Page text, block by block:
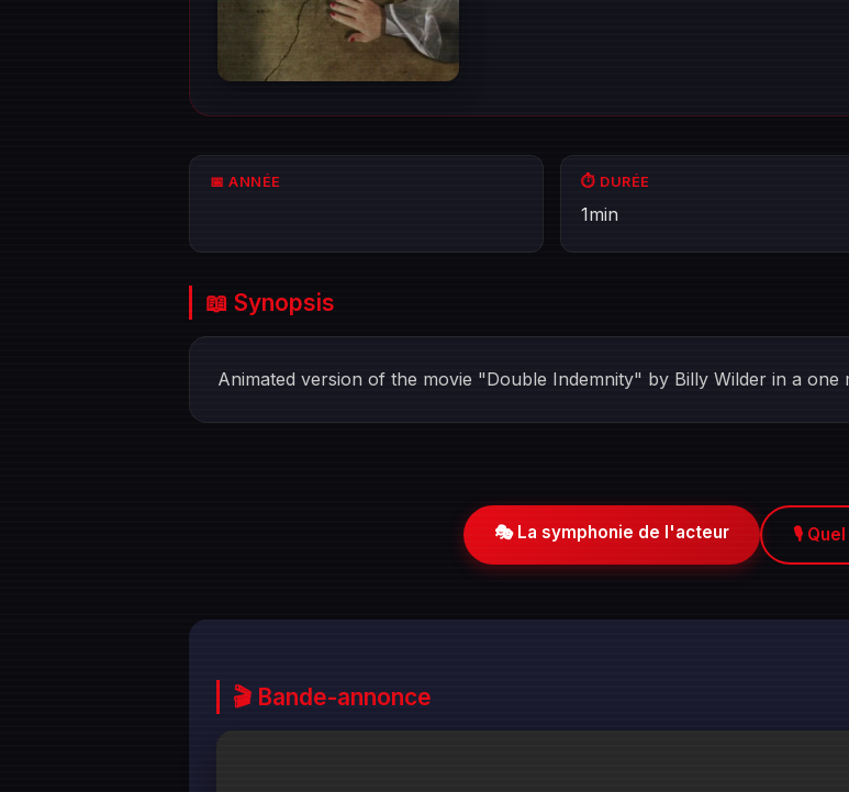
📅 ANNÉE ⏱️ DURÉE
1min
📖 Synopsis
Animated version of the movie "Double Indemnity" by Billy Wilder in a
🎭 La symphonie de l'acteur 🎙️
🎬 Bande-annonce